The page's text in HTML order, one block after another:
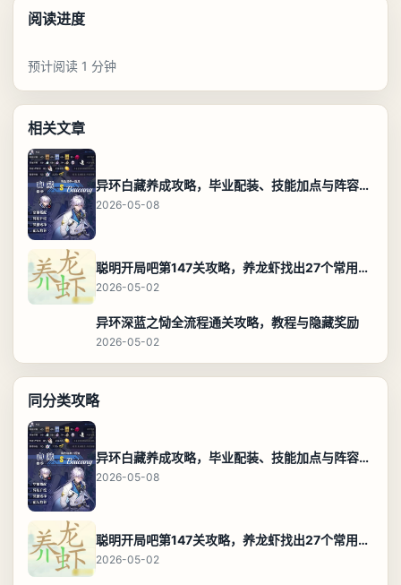
阅读进度
预计阅读 1 分钟
相关文章
异环白藏养成攻略，毕业配装、技能加点与阵容搭配保姆级解析
2026-05-08
聪明开局吧第147关攻略，养龙虾找出27个常用字通关答案
2026-05-02
异环深蓝之恸全流程通关攻略，教程与隐藏奖励
2026-05-02
同分类攻略
异环白藏养成攻略，毕业配装、技能加点与阵容搭配保姆级解析
2026-05-08
聪明开局吧第147关攻略，养龙虾找出27个常用字通关答案
2026-05-02